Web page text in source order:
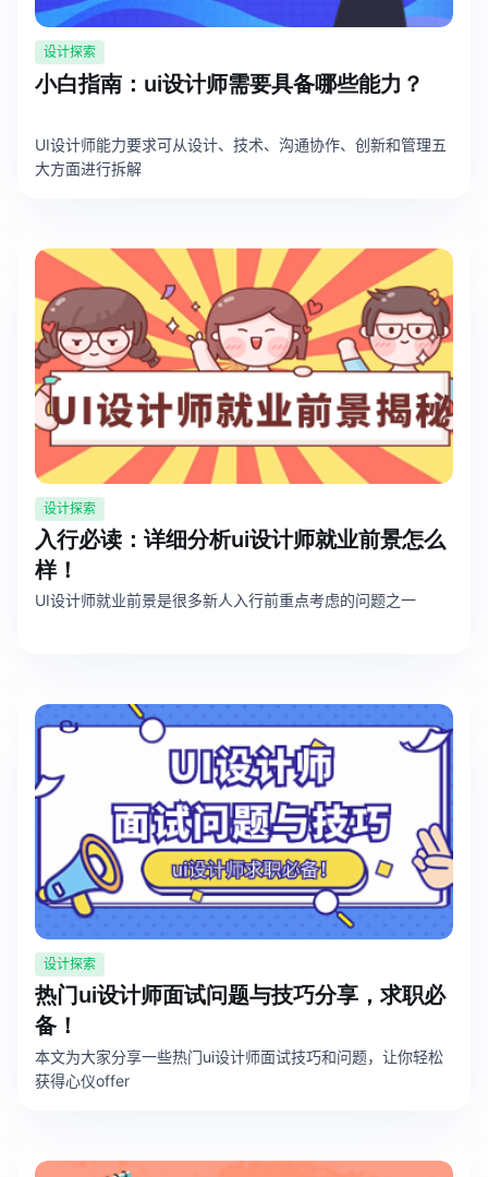
设计探索
小白指南：ui设计师需要具备哪些能力？
UI设计师能力要求可从设计、技术、沟通协作、创新和管理五
大方面进行拆解
设计探索
入行必读：详细分析ui设计师就业前景怎么
样！
UI设计师就业前景是很多新人入行前重点考虑的问题之一
设计探索
热门ui设计师面试问题与技巧分享，求职必
备！
本文为大家分享一些热门ui设计师面试技巧和问题，让你轻松
获得心仪offer